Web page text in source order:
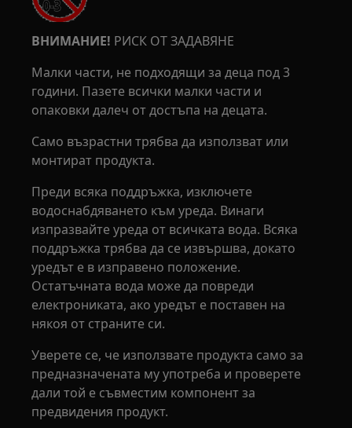
ВНИМАНИЕ! РИСК ОТ ЗАДАВЯНЕ
Малки части, не подходящи за деца под 3
години. Пазете всички малки части и
опаковки далеч от достъпа на децата.
Само възрастни трябва да използват или
монтират продукта.
Преди всяка поддръжка, изключете
водоснабдяването към уреда. Винаги
изпразвайте уреда от всичката вода. Всяка
поддръжка трябва да се извършва, докато
уредът е в изправено положение.
Остатъчната вода може да повреди
електрониката, ако уредът е поставен на
някоя от страните си.
Уверете се, че използвате продукта само за
предназначената му употреба и проверете
дали той е съвместим компонент за
предвидения продукт.